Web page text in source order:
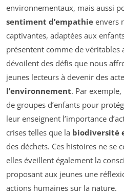
environnementaux, mais aussi
sentiment d’empathie envers
captivantes, adaptées aux
présentent comme de véritables
dévoilent des défis que nous
jeunes lecteurs à devenir des
l’environnement. Par
de groupes d’enfants pour
leur enseignent l’importance
crises telles que la biodiversité
des déchets. Ces histoires ne se
elles éveillent également la
proposant aux jeunes une
actions humaines sur la nature.